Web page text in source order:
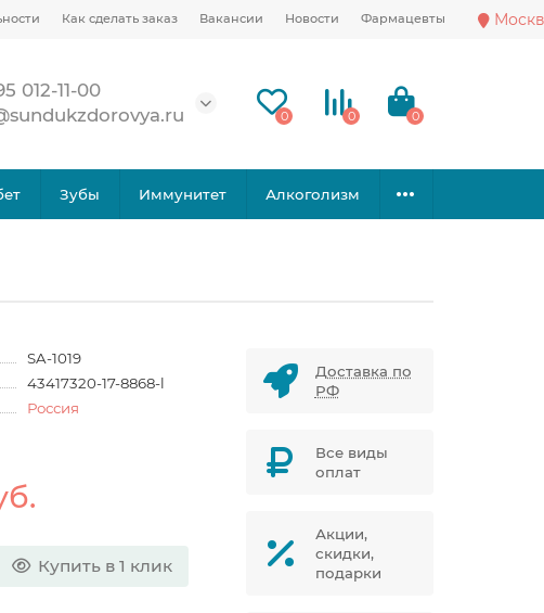
Как сделать заказ Вакансии Новости Фармацевты
012-11-00
0 0 0
Зубы Иммунитет Алкоголизм
SA-1019
43417320-17-8868-l
Россия
Купить в 1 клик
Доставка по
РФ
Все виды
оплат
Акции,
скидки,
подарки